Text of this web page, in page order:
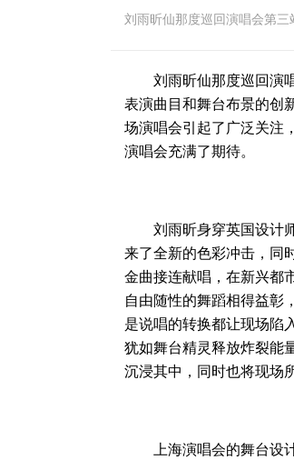
刘雨昕仙那度巡回演唱会第三
刘雨昕仙那度巡回演唱
表演曲目和舞台布景的创
场演唱会引起了广泛关注
演唱会充满了期待。
刘雨昕身穿英国设计师
来了全新的色彩冲击，同
金曲接连献唱，在新兴都
自由随性的舞蹈相得益彰
是说唱的转换都让现场陷
犹如舞台精灵释放炸裂能
沉浸其中，同时也将现场
上海演唱会的舞台设计